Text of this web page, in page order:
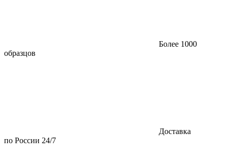
Более 1000
образцов
Доставка
по России 24/7